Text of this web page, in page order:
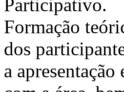
Participativo.
Formação
dos
a